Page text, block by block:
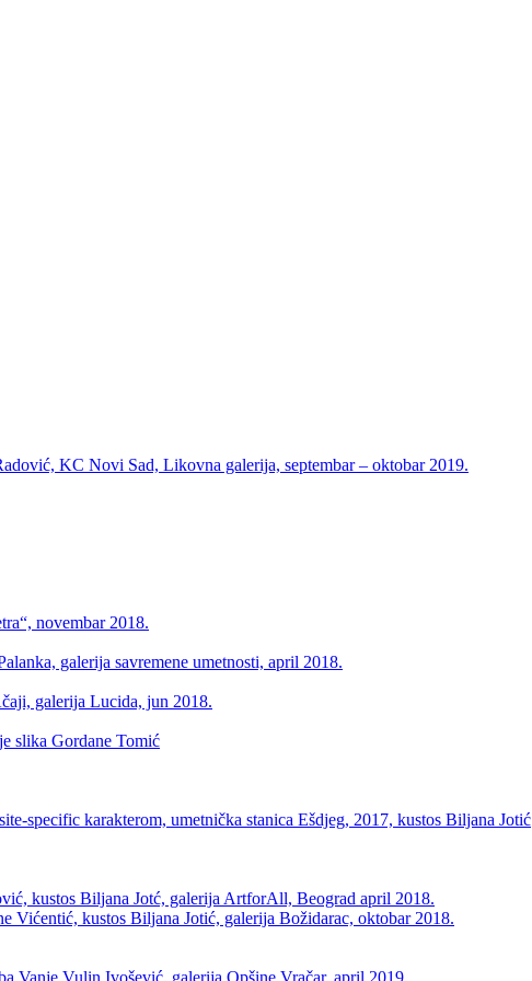
KC Novi Sad, Likovna galerija, septembar – oktobar 2019.
novembar 2018.
galerija savremene umetnosti, april 2018.
galerija Lucida, jun 2018.
slika Gordane Tomić
specific karakterom, umetnička stanica Ešdjeg, 2017, kustos Biljana Jotić
kustos Biljana Jotć, galerija ArtforAll, Beograd april 2018.
Vićentić, kustos Biljana Jotić, galerija Božidarac, oktobar 2018.
Vanje Vulin Ivošević, galerija Opšine Vračar, april 2019.